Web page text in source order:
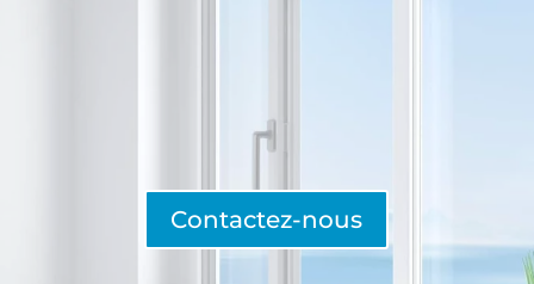
Contactez-nous